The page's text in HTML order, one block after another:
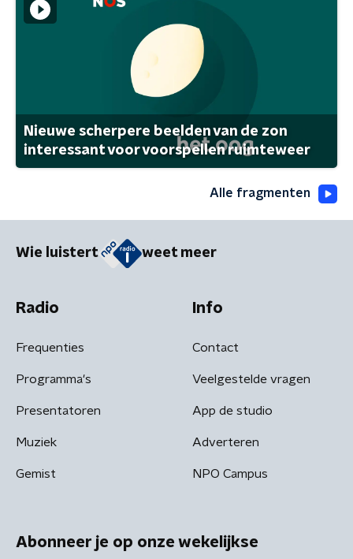
Nieuwe scherpere beelden van de zon
interessant voor voorspellen ruimteweer
Alle fragmenten
Wie luistert weet meer
Radio
Frequenties
Programma's
Presentatoren
Muziek
Gemist
Info
Contact
Veelgestelde vragen
App de studio
Adverteren
NPO Campus
Abonneer je op onze wekelijkse